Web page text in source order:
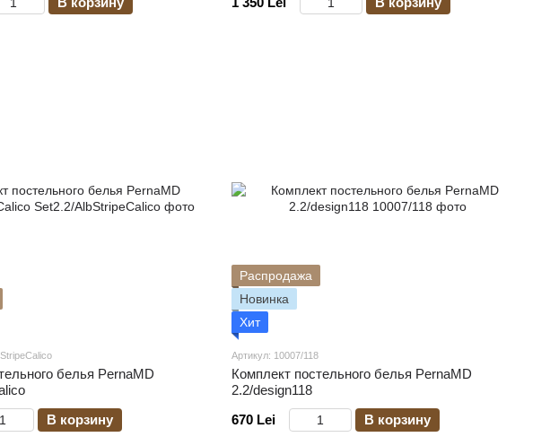
белья PernaMD
В корзину
Распродажа
Новинка
Хит
Артикул: 10007/118
Комплект постельного белья PernaMD
2.2/design118
670 Lei
В корзину